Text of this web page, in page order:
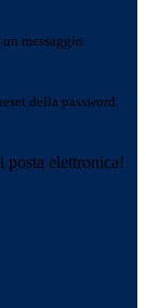
messaggio
della password
posta elettronica!